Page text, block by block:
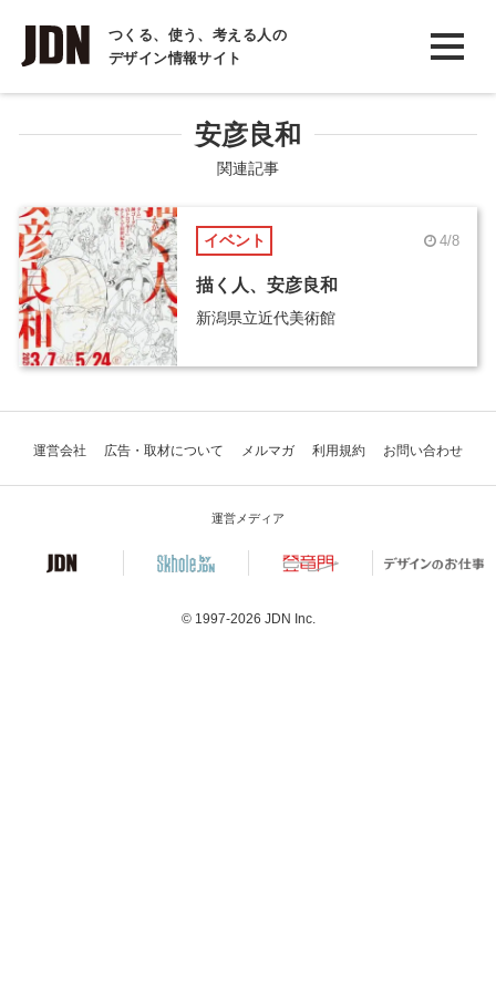
つくる、使う、考える人の
デザイン情報サイト
INTERVIEW
インタビュー
COLUMN
コラム
安彦良和
関連記事
イベント 4/8
描く人、安彦良和
新潟県立近代美術館
運営会社 広告・取材について メルマガ 利用規約 お問い合わせ
運営メディア
© 1997-2026 JDN Inc.